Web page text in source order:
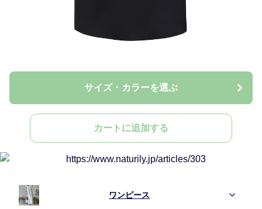
サイズ・カラーを選ぶ
カートに追加する
ワンピース